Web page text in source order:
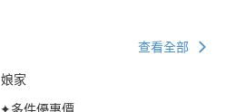
查看全部
娘家